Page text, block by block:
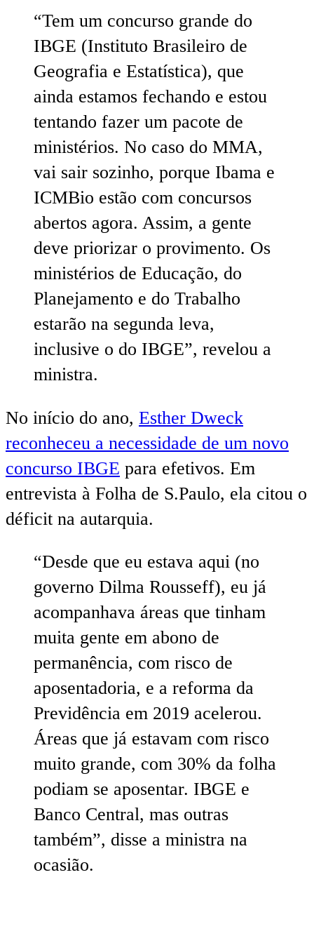
“Tem um concurso grande do
IBGE (Instituto Brasileiro de
Geografia e Estatística), que
ainda estamos fechando e estou
tentando fazer um pacote de
ministérios. No caso do MMA,
vai sair sozinho, porque Ibama e
ICMBio estão com concursos
abertos agora. Assim, a gente
deve priorizar o provimento. Os
ministérios de Educação, do
Planejamento e do Trabalho
estarão na segunda leva,
inclusive o do IBGE”, revelou a
ministra.
No início do ano, Esther Dweck
reconheceu a necessidade de um novo
concurso IBGE para efetivos. Em
entrevista à Folha de S.Paulo, ela citou o
déficit na autarquia.
“Desde que eu estava aqui (no
governo Dilma Rousseff), eu já
acompanhava áreas que tinham
muita gente em abono de
permanência, com risco de
aposentadoria, e a reforma da
Previdência em 2019 acelerou.
Áreas que já estavam com risco
muito grande, com 30% da folha
podiam se aposentar. IBGE e
Banco Central, mas outras
também”, disse a ministra na
ocasião.